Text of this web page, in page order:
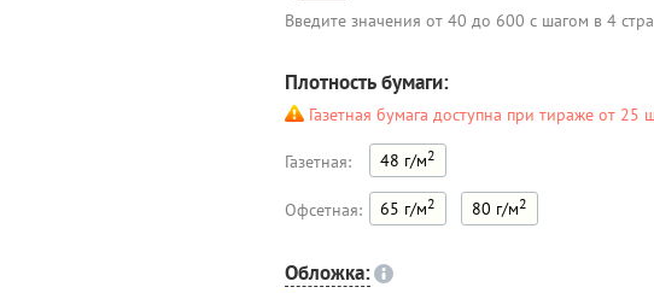
Введите значения от 40 до 600 с шагом в 4
Плотность бумаги:
Газетная бумага доступна при тираже от 25
Газетная: 48 г/м2
Офсетная: 65 г/м2 80 г/м2
Обложка: